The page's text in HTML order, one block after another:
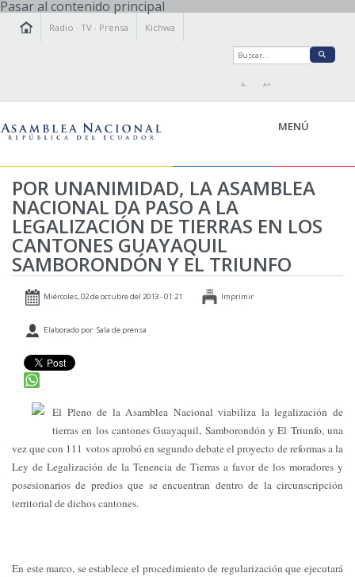
Pasar al contenido principal
Radio ·TV · Prensa Kichwa
A- A+
MENÚ
LA ASAMBLEA
LEGISLAMOS
FISCALIZAMOS
TRANSPARENCIA
PRENSA
RELACIONES INTERNACIONALES
AGENDA
POR UNANIMIDAD, LA ASAMBLEA
NACIONAL DA PASO A LA
LEGALIZACIÓN DE TIERRAS EN LOS
CANTONES GUAYAQUIL
SAMBORONDÓN Y EL TRIUNFO
Miércoles, 02 de octubre del 2013 - 01:21 Imprimir
Elaborado por: Sala de prensa
El Pleno de la Asamblea Nacional viabiliza la legalización de
tierras en los cantones Guayaquil, Samborondón y El Triunfo, una
vez que con 111 votos aprobó en segundo debate el proyecto de reformas a la
Ley de Legalización de la Tenencia de Tierras a favor de los moradores y
posesionarios de predios que se encuentran dentro de la circunscripción
territorial de dichos cantones.
En este marco, se establece el procedimiento de regularización que ejecutará